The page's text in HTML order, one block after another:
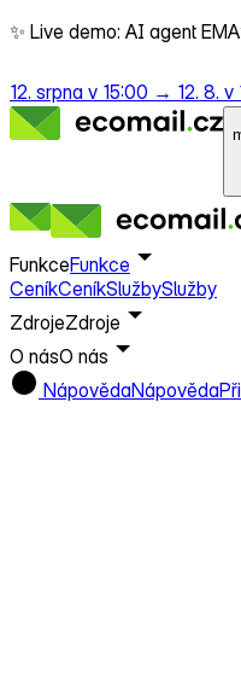
✨ Live demo: AI agent EMA
12. srpna v 15:00 → 12. 8. v
FunkceFunkce
CeníkCeníkSlužbySlužby
ZdrojeZdroje
O násO nás
NápovědaNápověda